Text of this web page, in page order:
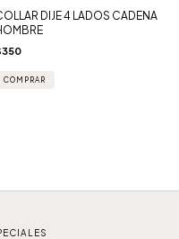
DIJE 4 LADOS CADENA